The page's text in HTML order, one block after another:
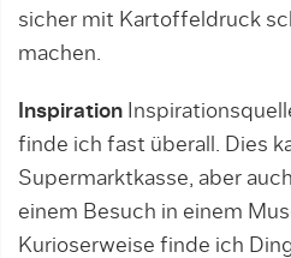
sicher mit Kartoffeldruck
machen.
Inspiration
finde ich fast überall. Dies
Supermarktkasse, aber
einem Besuch in einem
Kurioserweise finde ich